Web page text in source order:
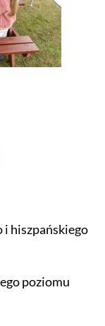
i hiszpańskiego
poziomu